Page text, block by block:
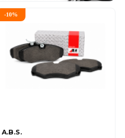
-10%
A.B.S.